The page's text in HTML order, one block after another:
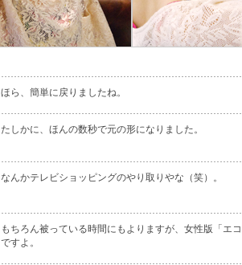
ほら、簡単に戻りましたね。
たしかに、ほんの数秒で元の形になりました。
なんかテレビショッピングのやり取りやな（笑）。
もちろん被っている時間にもよりますが、女性版「エ
ですよ。